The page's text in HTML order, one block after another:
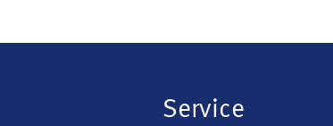
Service